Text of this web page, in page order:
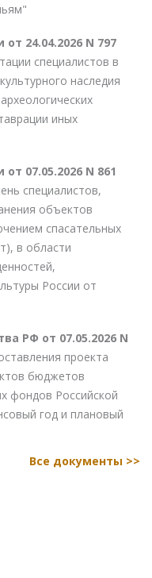
24.04.2026 N 797
специалистов в
наследия
иных
07.05.2026 N 861
специалистов,
объектов
спасательных
в области
России от
РФ от 07.05.2026 N
проекта
бюджетов
фондов Российской
год и плановый
Все документы >>